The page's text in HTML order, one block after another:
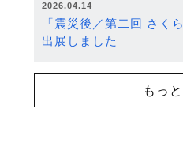
2026.04.14
「震災後／第二回 さく
出展しました
もっ